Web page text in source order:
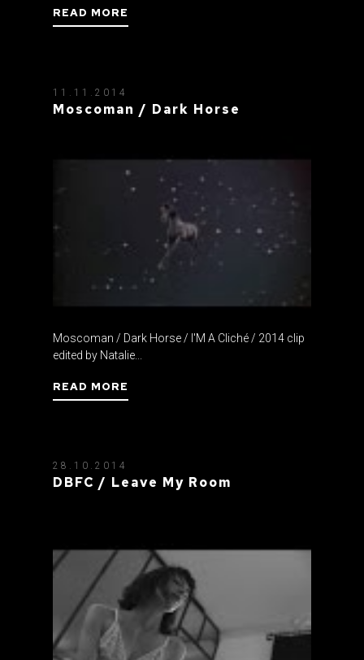
READ MORE
11.11.2014
Moscoman / Dark Horse
Moscoman / Dark Horse / I'M A Cliché / 2014 clip
edited by Natalie...
READ MORE
28.10.2014
DBFC / Leave My Room